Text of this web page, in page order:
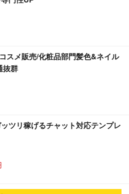
スメ販売/化粧品部門髪色&ネイル
抜群
ツリ稼げるチャット対応テンプレ